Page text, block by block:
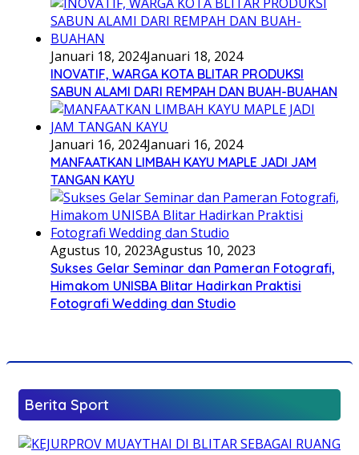
Januari 18, 2024Januari 18, 2024
INOVATIF, WARGA KOTA BLITAR PRODUKSI
SABUN ALAMI DARI REMPAH DAN BUAH-BUAHAN
Januari 16, 2024Januari 16, 2024
MANFAATKAN LIMBAH KAYU MAPLE JADI JAM
TANGAN KAYU
Agustus 10, 2023Agustus 10, 2023
Sukses Gelar Seminar dan Pameran Fotografi,
Himakom UNISBA Blitar Hadirkan Praktisi
Fotografi Wedding dan Studio
Berita Sport